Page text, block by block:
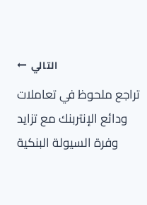
التالي
تراجع ملحوظ في تعاملات
ودائع الإنتربنك مع تزايد
وفرة السيولة البنكية